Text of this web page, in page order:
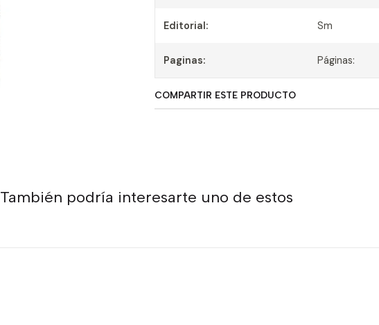
Editorial: Sm
Paginas: Páginas:
COMPARTIR ESTE PRODUCTO
También podría interesarte uno de estos